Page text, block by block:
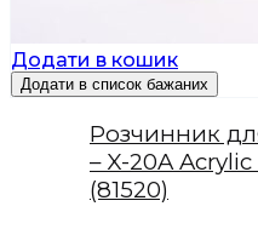
Додати в кошик
Додати в список бажаних
Розчинник
– X-20A
(81520)